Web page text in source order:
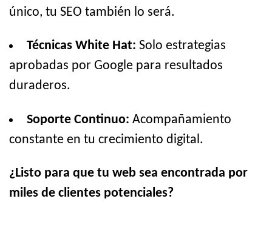
único, tu SEO también lo será.
Técnicas White Hat: Solo estrategias
aprobadas por Google para resultados
duraderos.
Soporte Continuo: Acompañamiento
constante en tu crecimiento digital.
¿Listo para que tu web sea encontrada por
miles de clientes potenciales?